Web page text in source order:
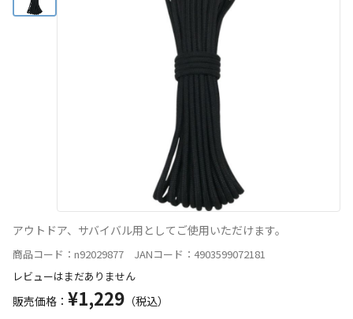
アウトドア、サバイバル用としてご使用いただけます。
商品コード：n92029877 JANコード：4903599072181
レビューはまだありません
販売価格： ¥1,229 （税込）